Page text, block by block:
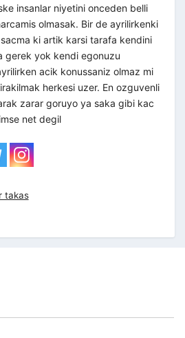
insanlar niyetini onceden belli
olmasak. Bir de ayrilirkenki
ki artik karsi tarafa kendini
gerek yok kendi egonuzu
acik konussaniz olmaz mi
herkesi uzer. En ozguvenli
zarar goruyo ya saka gibi kac
net degil
takas